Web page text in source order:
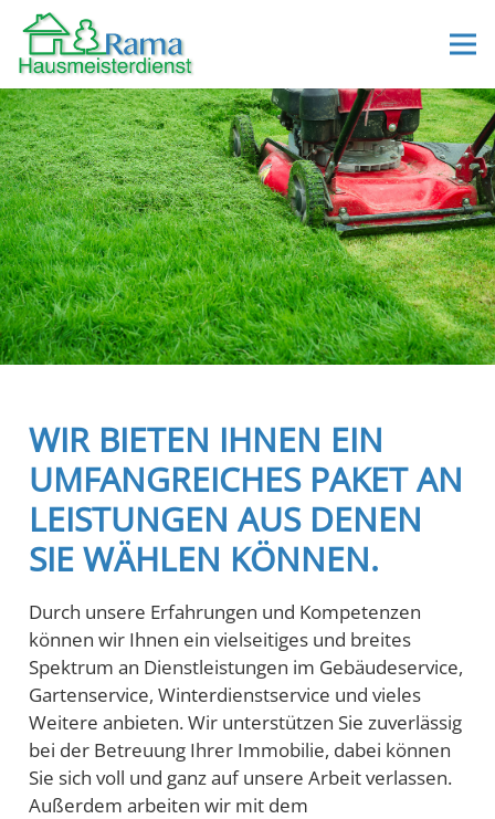
WIR BIETEN IHNEN EIN
UMFANGREICHES PAKET AN
LEISTUNGEN AUS DENEN
SIE WÄHLEN KÖNNEN.
Durch unsere Erfahrungen und Kompetenzen
können wir Ihnen ein vielseitiges und breites
Spektrum an Dienstleistungen im Gebäudeservice,
Gartenservice, Winterdienstservice und vieles
Weitere anbieten. Wir unterstützen Sie zuverlässig
bei der Betreuung Ihrer Immobilie, dabei können
Sie sich voll und ganz auf unsere Arbeit verlassen.
Außerdem arbeiten wir mit dem